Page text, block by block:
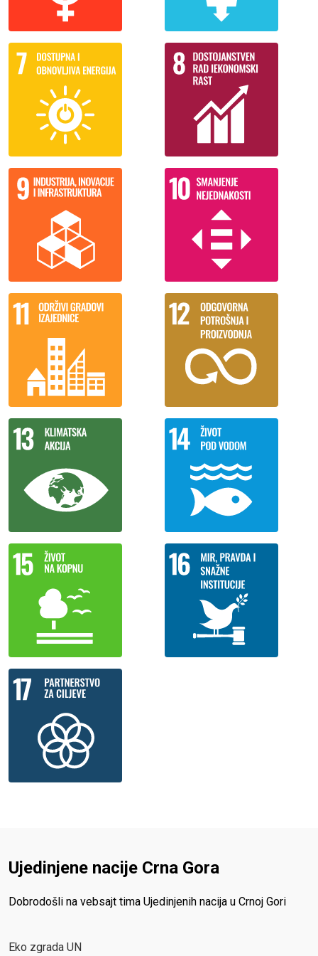
Ujedinjene nacije Crna Gora
Dobrodošli na vebsajt tima Ujedinjenih nacija u Crnoj Gori
Eko zgrada UN